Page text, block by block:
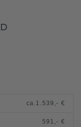
ca. 1.539,- €
591,- €